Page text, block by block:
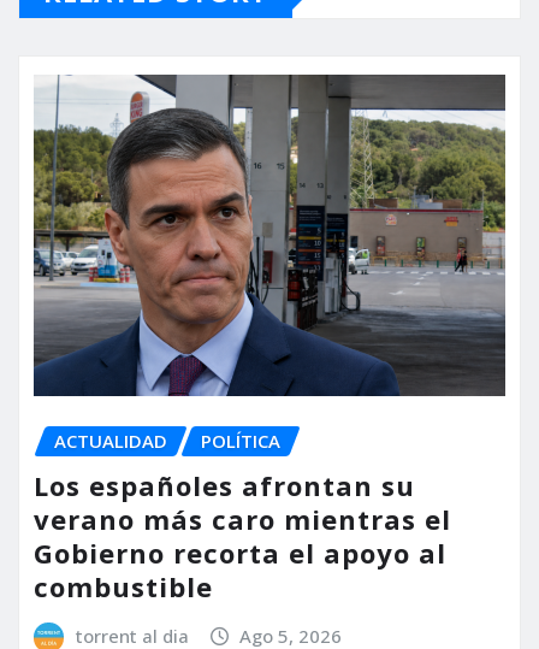
ACTUALIDAD POLÍTICA
Los españoles afrontan su
verano más caro mientras el
Gobierno recorta el apoyo al
combustible
torrent al dia Ago 5, 2026